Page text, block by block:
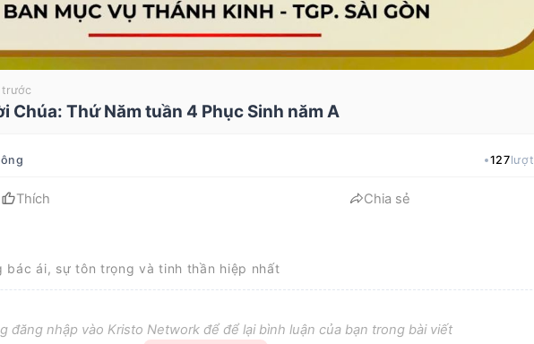
trước
Chúa: Thứ Năm tuần 4 Phục Sinh năm A
127
Thích Chia sẻ
bác ái, sự tôn trọng và tinh thần hiệp nhất
đăng nhập vào Kristo Network để để lại bình luận của bạn trong bài viết